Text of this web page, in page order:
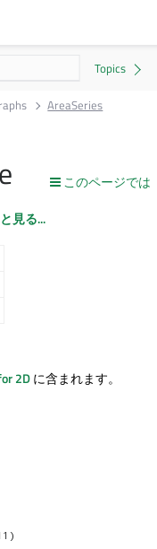
AreaSeries
このページでは
見る...
2Dに含まれます。